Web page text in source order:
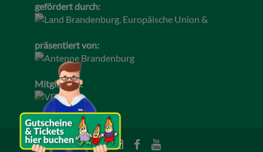
gefördert durch:
präsentiert von:
Mitglied im: